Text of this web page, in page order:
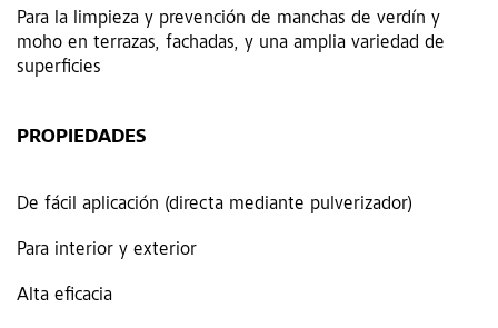
Para la limpieza y prevención de manchas de verdín y
moho en terrazas, fachadas, y una amplia variedad de
superficies
PROPIEDADES
De fácil aplicación (directa mediante pulverizador)
Para interior y exterior
Alta eficacia